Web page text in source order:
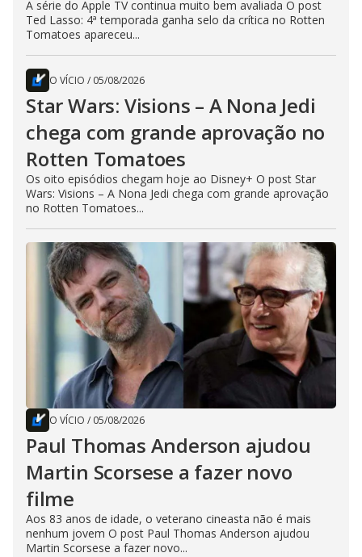
A série do Apple TV continua muito bem avaliada O post
Ted Lasso: 4ª temporada ganha selo da crítica no Rotten
Tomatoes apareceu...
O VÍCIO / 05/08/2026
Star Wars: Visions – A Nona Jedi
chega com grande aprovação no
Rotten Tomatoes
Os oito episódios chegam hoje ao Disney+ O post Star
Wars: Visions – A Nona Jedi chega com grande aprovação
no Rotten Tomatoes...
O VÍCIO / 05/08/2026
Paul Thomas Anderson ajudou
Martin Scorsese a fazer novo
filme
Aos 83 anos de idade, o veterano cineasta não é mais
nenhum jovem O post Paul Thomas Anderson ajudou
Martin Scorsese a fazer novo...